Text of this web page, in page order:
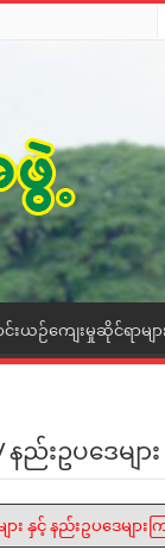
းယဉ်ကျေးမှုဆိုင်ရာမျာ
နည်းဥပဒေများ
ား နှင့် နည်းဥပဒေများ